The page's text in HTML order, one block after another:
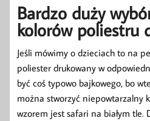
Bardzo duży
kolorów poliestru
Jeśli mówimy o dzieciach to na
poliester drukowany w
być coś typowo bajkowego, bo
można stworzyć niepowtarzalny
wzorem jest safari na białym tle.